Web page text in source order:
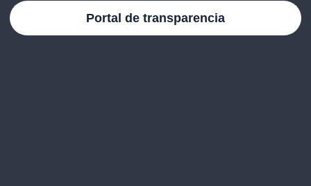
Portal de transparencia